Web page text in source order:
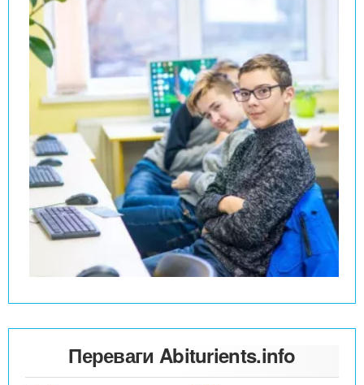
Переваги Abiturients.info